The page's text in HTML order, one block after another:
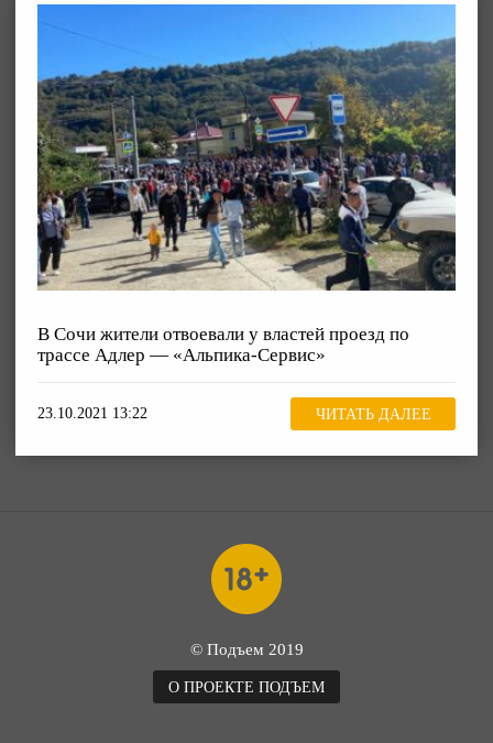
В Сочи жители отвоевали у властей проезд по
трассе Адлер — «Альпика-Сервис»
23.10.2021 13:22 ЧИТАТЬ ДАЛЕЕ
© Подъем 2019
О ПРОЕКТЕ ПОДЪЕМ